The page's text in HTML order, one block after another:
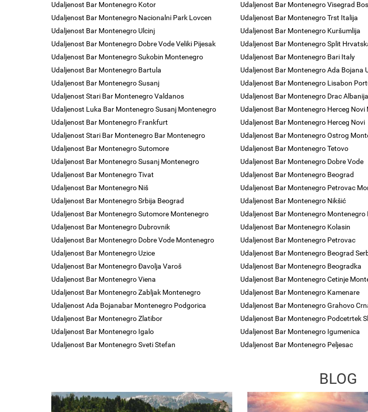
Udaljenost Bar Montenegro Kotor
Udaljenost Bar Montenegro Visegrad
Udaljenost Bar Montenegro Nacionalni Park Lovcen
Udaljenost Bar Montenegro Trst Italija
Udaljenost Bar Montenegro Ulcinj
Udaljenost Bar Montenegro Kuršumlija
Udaljenost Bar Montenegro Dobre Vode Veliki Pijesak
Udaljenost Bar Montenegro Split
Udaljenost Bar Montenegro Sukobin Montenegro
Udaljenost Bar Montenegro Bari Italy
Udaljenost Bar Montenegro Bartula
Udaljenost Bar Montenegro Ada Bojana
Udaljenost Bar Montenegro Susanj
Udaljenost Bar Montenegro Lisabon
Udaljenost Stari Bar Montenegro Valdanos
Udaljenost Bar Montenegro Drac Albanija
Udaljenost Luka Bar Montenegro Susanj Montenegro
Udaljenost Bar Montenegro Herceg Novi
Udaljenost Bar Montenegro Frankfurt
Udaljenost Bar Montenegro Herceg Novi
Udaljenost Stari Bar Montenegro Bar Montenegro
Udaljenost Bar Montenegro Ostrog
Udaljenost Bar Montenegro Sutomore
Udaljenost Bar Montenegro Tetovo
Udaljenost Bar Montenegro Susanj Montenegro
Udaljenost Bar Montenegro Dobre Vode
Udaljenost Bar Montenegro Tivat
Udaljenost Bar Montenegro Beograd
Udaljenost Bar Montenegro Niš
Udaljenost Bar Montenegro Petrovac
Udaljenost Bar Montenegro Srbija Beograd
Udaljenost Bar Montenegro Nikšić
Udaljenost Bar Montenegro Sutomore Montenegro
Udaljenost Bar Montenegro Montenegro
Udaljenost Bar Montenegro Dubrovnik
Udaljenost Bar Montenegro Kolasin
Udaljenost Bar Montenegro Dobre Vode Montenegro
Udaljenost Bar Montenegro Petrovac
Udaljenost Bar Montenegro Uzice
Udaljenost Bar Montenegro Beograd
Udaljenost Bar Montenegro Đavolja Varoš
Udaljenost Bar Montenegro Beogradka
Udaljenost Bar Montenegro Viena
Udaljenost Bar Montenegro Cetinje
Udaljenost Bar Montenegro Zabljak Montenegro
Udaljenost Bar Montenegro Kamenare
Udaljenost Ada Bojanabar Montenegro Podgorica
Udaljenost Bar Montenegro Grahovo
Udaljenost Bar Montenegro Zlatibor
Udaljenost Bar Montenegro Podcetrtek
Udaljenost Bar Montenegro Igalo
Udaljenost Bar Montenegro Igumenica
Udaljenost Bar Montenegro Sveti Stefan
Udaljenost Bar Montenegro Peljesac
BLOG